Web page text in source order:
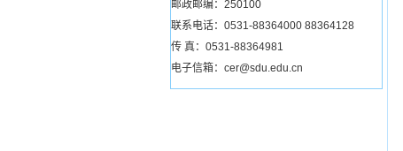
邮政邮编：250100
联系电话：0531-88364000 88364128
传 真：0531-88364981
电子信箱：cer@sdu.edu.cn